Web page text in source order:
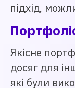
підхід,
Якісне
досяг для
які були